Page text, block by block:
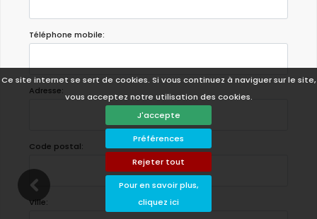
Ce site internet se sert de cookies. Si vous continuez à naviguer sur le site,
vous acceptez notre utilisation des cookies.
J'accepte
Préférences
Rejeter tout
Pour en savoir plus,
cliquez ici
Téléphone mobile:
Adresse:
Code postal:
Ville: